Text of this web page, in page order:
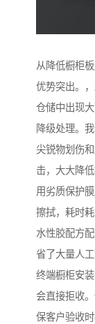
从降低橱柜
优势突出。
仓储中出现
降级处理。
尖锐物划伤
击，大大降
用劣质保护
擦拭，耗时
水性胶配方
省了大量人
终端橱柜安
会直接拒收
保客户验收